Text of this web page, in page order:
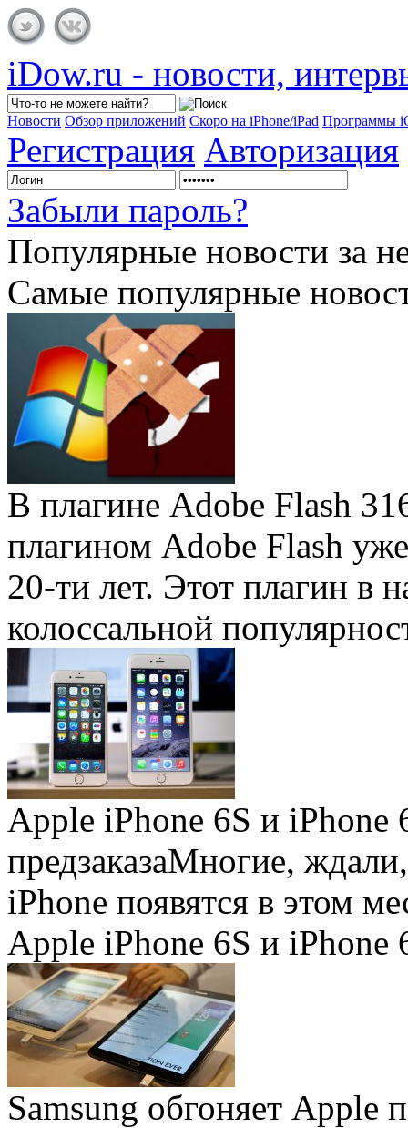
iDow.ru - новости,
Новости Обзор приложений Скоро на iPhone/iPad Программы
Регистрация Авторизация
Забыли пароль?
Популярные новости за
Самые популярные
В плагине Adobe Flash
плагином Adobe Flash
20-ти лет. Этот плагин в
колоссальной
Apple iPhone 6S и iPhone
предзаказаМногие, ждали,
iPhone появятся в этом
Apple iPhone 6S и iPhone
Samsung обгоняет Apple